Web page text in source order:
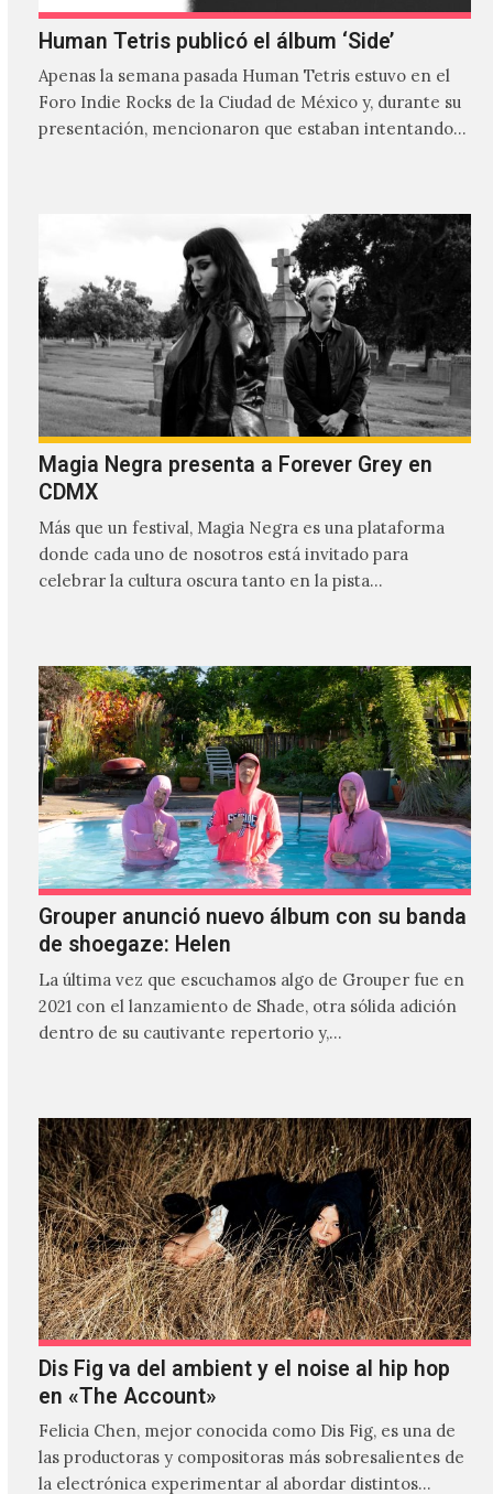
Human Tetris publicó el álbum ‘Side’
Apenas la semana pasada Human Tetris estuvo en el
Foro Indie Rocks de la Ciudad de México y, durante su
presentación, mencionaron que estaban intentando…
Magia Negra presenta a Forever Grey en
CDMX
Más que un festival, Magia Negra es una plataforma
donde cada uno de nosotros está invitado para
celebrar la cultura oscura tanto en la pista…
Grouper anunció nuevo álbum con su banda
de shoegaze: Helen
La última vez que escuchamos algo de Grouper fue en
2021 con el lanzamiento de Shade, otra sólida adición
dentro de su cautivante repertorio y,…
Dis Fig va del ambient y el noise al hip hop
en «The Account»
Felicia Chen, mejor conocida como Dis Fig, es una de
las productoras y compositoras más sobresalientes de
la electrónica experimentar al abordar distintos